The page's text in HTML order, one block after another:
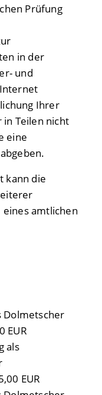
Prüfung
in der
und
Ihrer
in Teilen nicht
eine
kann die
amtlichen
Dolmetscher
EUR
als
EUR